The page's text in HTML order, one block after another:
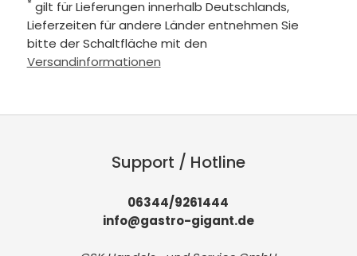
* gilt für Lieferungen innerhalb Deutschlands,
Lieferzeiten für andere Länder entnehmen Sie
bitte der Schaltfläche mit den
Versandinformationen
Support / Hotline
06344/9261444
info@gastro-gigant.de